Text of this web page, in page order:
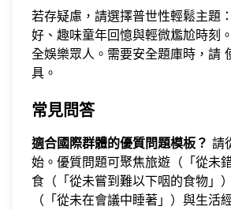
若存疑慮，請選擇普世性輕鬆主題
好、趣味童年回憶與輕微尷尬時刻
全娛樂眾人。需要安全題庫時，請
具 。
常見問答
適合國際群體的優質問題模板？ 請
始。優質問題可聚焦旅遊（「從未
食（「從未嘗到難以下咽的食物」
（「從未在會議中睡著」）與生活